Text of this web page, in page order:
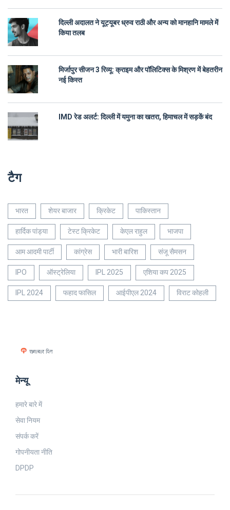
दिल्ली अदालत ने यूट्यूबर ध्रुव राठी और अन्य को मानहानि मामले में
किया तलब
मिर्जापुर सीजन 3 रिव्यू: क्राइम और पॉलिटिक्स के मिश्रण में बेहतरीन
नई किस्त
IMD रेड अलर्ट: दिल्ली में यमुना का खतरा, हिमाचल में सड़कें बंद
टैग
भारत शेयर बाजार क्रिकेट
पाकिस्तान
हार्दिक पांड्या
टेस्ट क्रिकेट केएल राहुल
भाजपा
आम आदमी पार्टी
कांग्रेस भारी बारिश
संजू सैमसन
IPO
ऑस्ट्रेलिया IPL 2025
एशिया कप 2025
IPL 2024
फहाद फासिल आईपीएल 2024 विराट कोहली
मेन्यू
हमारे बारे में
सेवा नियम
संपर्क करें
गोपनीयता नीति
DPDP